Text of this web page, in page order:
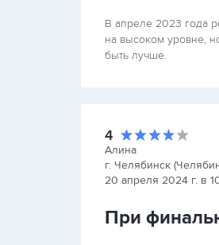
В апреле 2023 года
на высоком уровне,
быть лучше.
4
Алина
г. Челябинск
20 апреля 2024 г. в
При